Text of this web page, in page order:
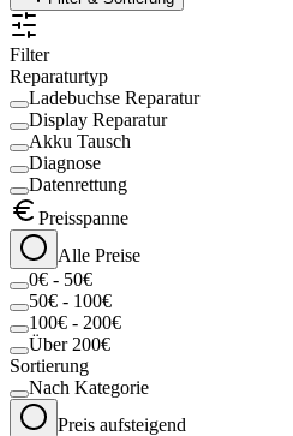
Filter
Reparaturtyp
Ladebuchse Reparatur
Display Reparatur
Akku Tausch
Diagnose
Datenrettung
Preisspanne
Alle Preise
0€ - 50€
50€ - 100€
100€ - 200€
Über 200€
Sortierung
Nach Kategorie
Preis aufsteigend